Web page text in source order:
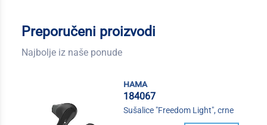
Preporučeni proizvodi
Najbolje iz naše ponude
hama
184067
Sušalice "Freedom Light", crne